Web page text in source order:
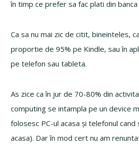
în timp ce prefer sa fac plati din
Ca sa nu mai zic de citit, bineinteles,
proportie de 95% pe Kindle, sau în
pe telefon sau tableta.
As zice ca în jur de 70-80% din
computing se intampla pe un device
folosesc PC-ul acasa și telefonul cand
acasa). Dar în mod cert nu am